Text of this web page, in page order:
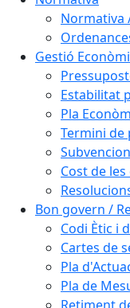
Normativa
Gestió
Estabilitat
Pla
Termini de
Cost de
Bon govern /
Codi Ètic i
Cartes de
Pla
Pla de